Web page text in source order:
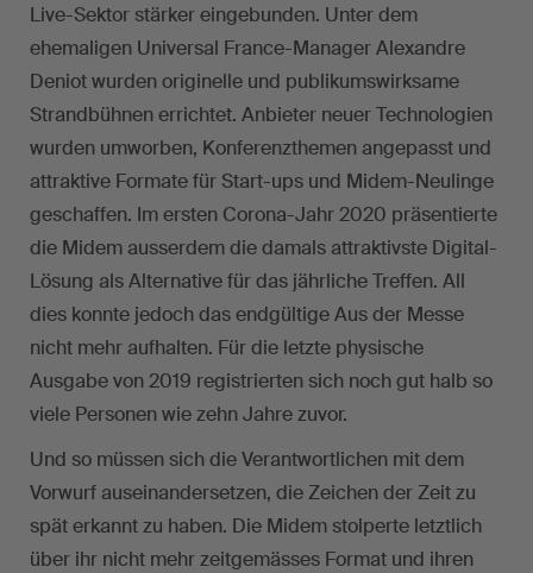
Live-Sektor stärker eingebunden. Unter dem
ehemaligen Universal France-Manager Alexandre
Deniot wurden originelle und publikumswirksame
Strandbühnen errichtet. Anbieter neuer Technologien
wurden umworben, Konferenzthemen angepasst und
attraktive Formate für Start-ups und Midem-Neulinge
geschaffen. Im ersten Corona-Jahr 2020 präsentierte
die Midem ausserdem die damals attraktivste Digital-
Lösung als Alternative für das jährliche Treffen. All
dies konnte jedoch das endgültige Aus der Messe
nicht mehr aufhalten. Für die letzte physische
Ausgabe von 2019 registrierten sich noch gut halb so
viele Personen wie zehn Jahre zuvor.
Und so müssen sich die Verantwortlichen mit dem
Vorwurf auseinandersetzen, die Zeichen der Zeit zu
spät erkannt zu haben. Die Midem stolperte letztlich
über ihr nicht mehr zeitgemässes Format und ihren